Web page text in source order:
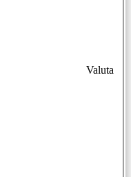
Valuta